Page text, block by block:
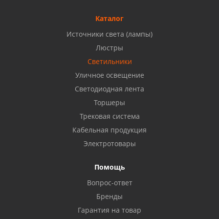
Бузулук, ул. Октябрьская, 24
Балаково, ул. Комарова, 55
Октябрьский, ул. Свердлова, 28
Азнакаево, ул. Булгар, 2. ТЦ "Акчарлак"
Стерлитамак, ул. Вокзальная, 13
Каталог
Источники света (лампы)
Люстры
Светильники
Уличное освещение
Светодиодная лента
Торшеры
Трековая система
Кабельная продукция
Электротовары
Помощь
Вопрос-ответ
Бренды
Гарантия на товар